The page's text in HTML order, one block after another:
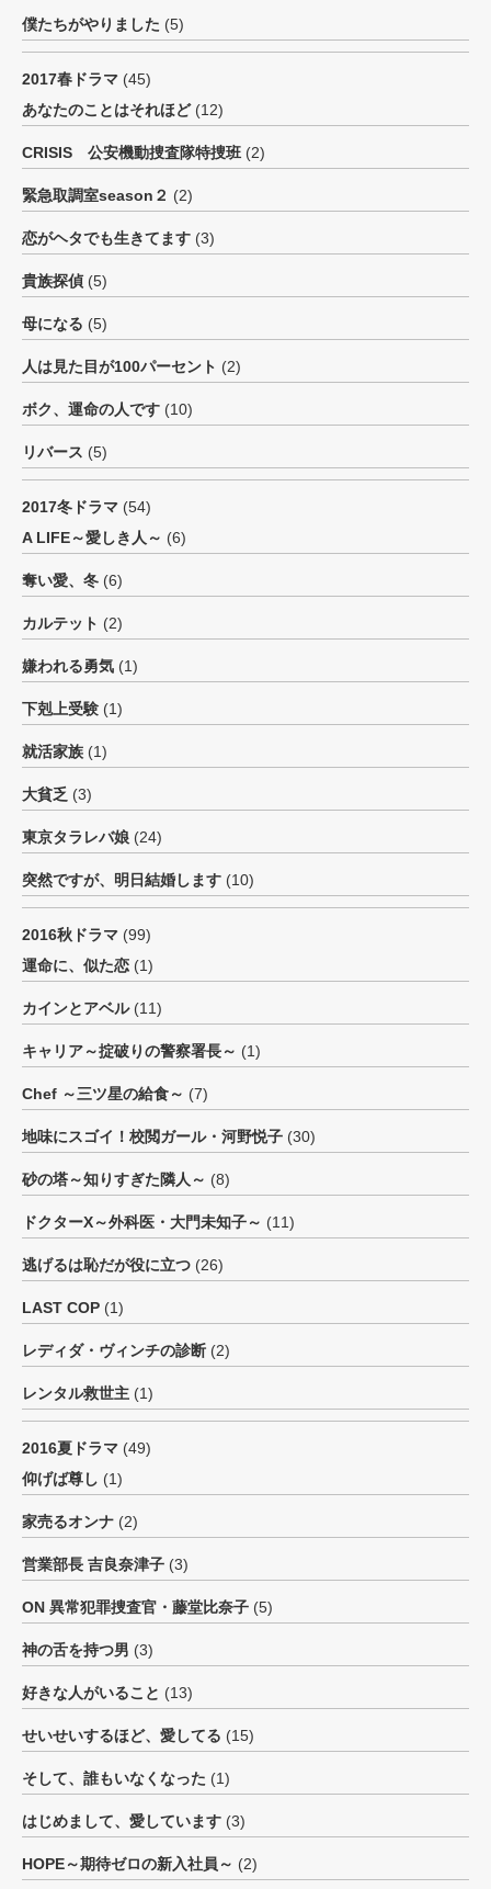
僕たちがやりました (5)
2017春ドラマ (45)
あなたのことはそれほど(12)
CRISIS 公安機動捜査隊特捜班 (2)
緊急取調室season２ (2)
恋がヘタでも生きてます (3)
貴族探偵 (5)
母になる (5)
人は見た目が100パーセント (2)
ボク、運命の人です (10)
リバース (5)
2017冬ドラマ (54)
A LIFE～愛しき人～ (6)
奪い愛、冬 (6)
カルテット (2)
嫌われる勇気 (1)
下剋上受験 (1)
就活家族 (1)
大貧乏 (3)
東京タラレバ娘 (24)
突然ですが、明日結婚します (10)
2016秋ドラマ (99)
運命に、似た恋 (1)
カインとアベル(11)
キャリア～掟破りの警察署長～ (1)
Chef ～三ツ星の給食～ (7)
地味にスゴイ！校閲ガール・河野悦子 (30)
砂の塔～知りすぎた隣人～ (8)
ドクターX～外科医・大門未知子～ (11)
逃げるは恥だが役に立つ (26)
LAST COP (1)
レディダ・ヴィンチの診断 (2)
レンタル救世主 (1)
2016夏ドラマ (49)
仰げば尊し (1)
家売るオンナ (2)
営業部長 吉良奈津子 (3)
ON 異常犯罪捜査官・藤堂比奈子 (5)
神の舌を持つ男 (3)
好きな人がいること (13)
せいせいするほど、愛してる (15)
そして、誰もいなくなった (1)
はじめまして、愛しています (3)
HOPE～期待ゼロの新入社員～ (2)